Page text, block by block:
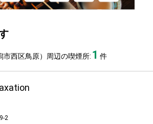
市西区鳥原）周辺の喫煙所: 1 件
2